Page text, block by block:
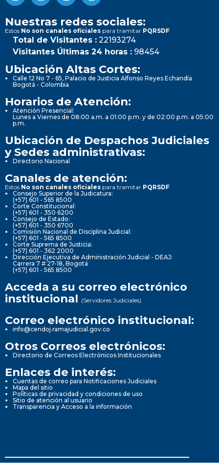
Nuestras redes sociales:
Estos No son canales oficiales para tramitar PQRSDF
Total de Visitantes : 22193274
Visitantes Últimas 24 horas : 98454
Ubicación Altas Cortes:
Calle 12 No 7 - 65, Palacio de Justicia Alfonso Reyes Echandía
Bogotá - Colombia
Horarios de Atención:
Atención Presencial:
Lunes a Viernes de 08:00 a.m. a 01:00 p.m. y de 02:00 p.m. a 05:00
p.m.
Ubicación de Despachos Judiciales
y Sedes administrativas:
Directorio Nacional
Canales de atención:
Estos No son canales oficiales para tramitar PQRSDF
Consejo Superior de la Judicatura:
(+57) 601 - 565 8500
Corte Constitucional:
(+57) 601 - 350 6200
Consejo de Estado:
(+57) 601 - 350 6700
Comisión Nacional de Disciplina Judicial:
(+57) 601 - 565 8500
Corte Suprema de Justicia:
(+57) 601 - 362 2000
Dirección Ejecutiva de Administración Judicial - DEAJ:
Carrera 7 # 27-18, Bogotá
(+57) 601 - 565 8500
Acceda a su correo electrónico
institucional (Servidores Judiciales)
Correo electrónico institucional:
info@cendoj.ramajudicial.gov.co
Otros Correos electrónicos:
Directorio de Correos Electrónicos Institucionales
Enlaces de interés:
Cuentas de correo para Notificaciones Judiciales
Mapa del sitio
Políticas de privacidad y condiciones de uso
Sitio de atención al usuario
Transparencia y Acceso a la información